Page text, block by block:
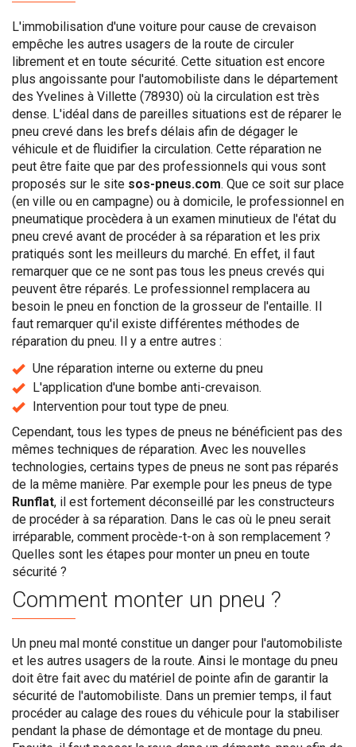
L'immobilisation d'une voiture pour cause de crevaison
empêche les autres usagers de la route de circuler
librement et en toute sécurité. Cette situation est encore
plus angoissante pour l'automobiliste dans le département
des Yvelines à Villette (78930) où la circulation est très
dense. L'idéal dans de pareilles situations est de réparer le
pneu crevé dans les brefs délais afin de dégager le
véhicule et de fluidifier la circulation. Cette réparation ne
peut être faite que par des professionnels qui vous sont
proposés sur le site sos-pneus.com. Que ce soit sur place
(en ville ou en campagne) ou à domicile, le professionnel en
pneumatique procèdera à un examen minutieux de l'état du
pneu crevé avant de procéder à sa réparation et les prix
pratiqués sont les meilleurs du marché. En effet, il faut
remarquer que ce ne sont pas tous les pneus crevés qui
peuvent être réparés. Le professionnel remplacera au
besoin le pneu en fonction de la grosseur de l'entaille. Il
faut remarquer qu'il existe différentes méthodes de
réparation du pneu. Il y a entre autres :
Une réparation interne ou externe du pneu
L'application d'une bombe anti-crevaison.
Intervention pour tout type de pneu.
Cependant, tous les types de pneus ne bénéficient pas des
mêmes techniques de réparation. Avec les nouvelles
technologies, certains types de pneus ne sont pas réparés
de la même manière. Par exemple pour les pneus de type
Runflat, il est fortement déconseillé par les constructeurs
de procéder à sa réparation. Dans le cas où le pneu serait
irréparable, comment procède-t-on à son remplacement ?
Quelles sont les étapes pour monter un pneu en toute
sécurité ?
Comment monter un pneu ?
Un pneu mal monté constitue un danger pour l'automobiliste
et les autres usagers de la route. Ainsi le montage du pneu
doit être fait avec du matériel de pointe afin de garantir la
sécurité de l'automobiliste. Dans un premier temps, il faut
procéder au calage des roues du véhicule pour la stabiliser
pendant la phase de démontage et de montage du pneu.